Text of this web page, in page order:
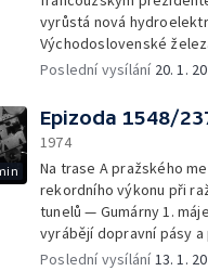
vyrůstá nová
Východoslovenské
čekají náročné úkoly —
další rozsáhlé úseky
provoz v nové rafinerii n.
— Na Matematicko-
uspořádali Den
zájemce o studium —
nejen malíř, sochař,
učenec své doby a
Astronomická laboratoř
Poslední vysílání 20. 1.
Epizoda 1548/
1974
Na trase A pražského
rekordního výkonu při
tunelů — Gumárny 1.
vyrábějí dopravní pásy
Autopal n. p. Nový Jičín
Poslední vysílání13. 1.